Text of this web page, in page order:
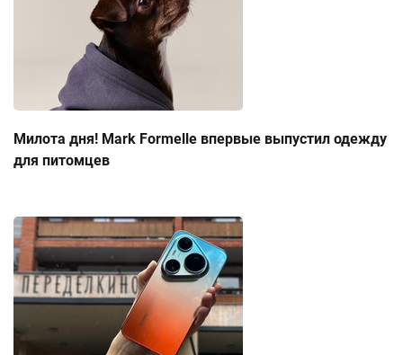
Милота дня! Mark Formelle впервые выпустил одежду
для питомцев